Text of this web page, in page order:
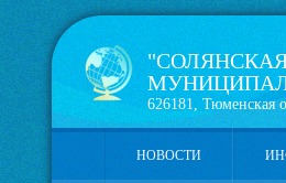
626181, Тюменская
НОВОСТИ